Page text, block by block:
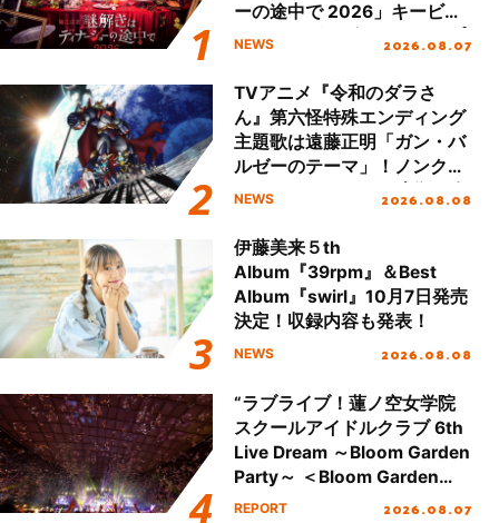
ーの途中で 2026」キービジ
ュアル＆グッズラインナップ
NEWS 2026.08.07
TVアニメ『令和のダラさ
ん』第六怪特殊エンディング
主題歌は遠藤正明「ガン・バ
ルゼーのテーマ」！ノンクレ
ジットエンディング映像も公
NEWS 2026.08.08
伊藤美来５th
Album『39rpm』＆Best
Album『swirl』10月7日発売
決定！収録内容も発表！
NEWS 2026.08.08
“ラブライブ！蓮ノ空女学院
スクールアイドルクラブ 6th
Live Dream ～Bloom Garden
Party～ ＜Bloom Garden
Party Stage／埼玉公演＞”
REPORT 2026.08.07